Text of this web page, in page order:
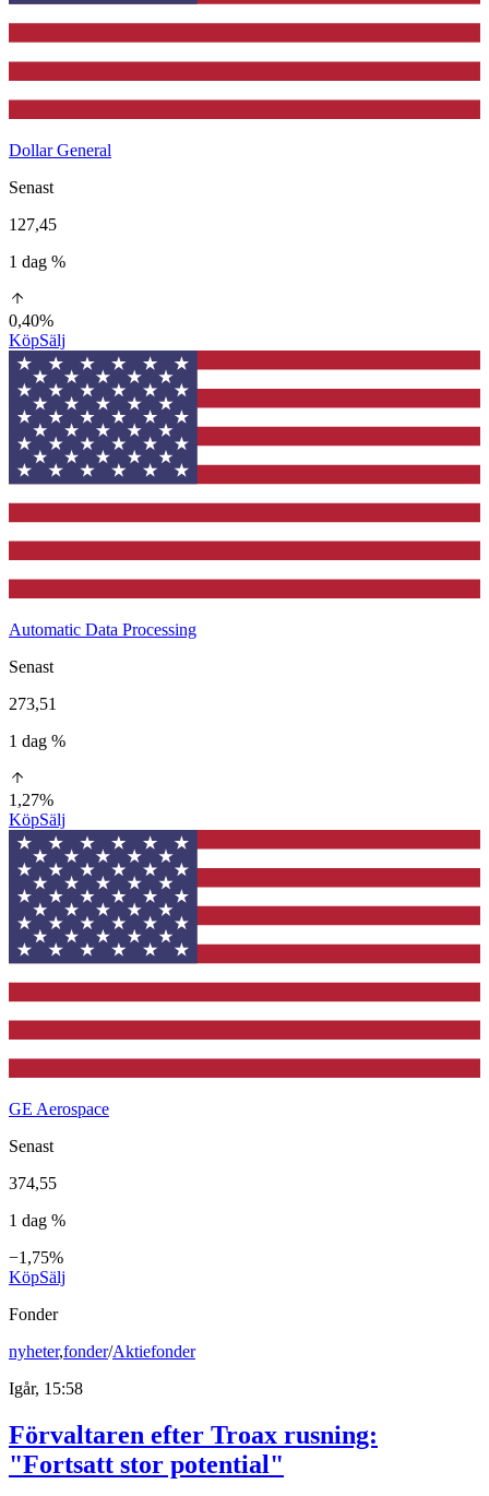
Dollar General
Senast
127,45
1 dag %
0,40%
KöpSälj
Automatic Data Processing
Senast
273,51
1 dag %
1,27%
KöpSälj
GE Aerospace
Senast
374,55
1 dag %
−1,75%
KöpSälj
Fonder
nyheter,fonder/Aktiefonder
Igår, 15:58
Förvaltaren efter Troax rusning:
"Fortsatt stor potential"